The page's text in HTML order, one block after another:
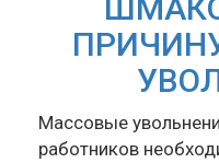
Массовые
работников